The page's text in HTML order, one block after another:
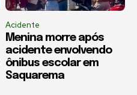
Acidente
Menina morre após
acidente envolvendo
ônibus escolar em
Saquarema